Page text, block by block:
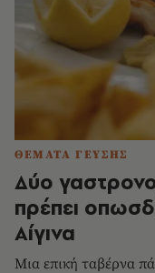
ΘΕΜΑΤΑ ΓΕΥΣΗΣ
Δύο
πρέπει
Αίγινα
Μια επική ταβέρνα